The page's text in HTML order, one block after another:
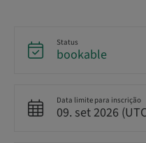
Status
bookable
Data limite para inscrição
09. set 2026